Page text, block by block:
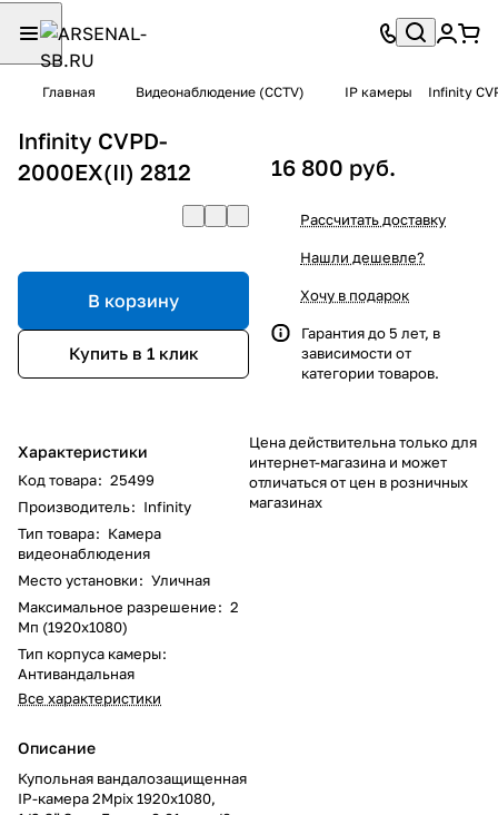
Главная Видеонаблюдение (CCTV) IP камеры Infinity
Infinity CVPD-
2000EX(II) 2812
В корзину
Купить в 1 клик
Характеристики
Код товара: 25499
Производитель: Infinity
Тип товара: Камера
видеонаблюдения
Место установки: Уличная
Максимальное разрешение: 2
Мп (1920x1080)
Тип корпуса камеры:
Антивандальная
Все характеристики
Описание
Купольная вандалозащищенная
IP-камера 2Mpix 1920x1080,
16 800 руб.
Рассчитать доставку
Нашли дешевле?
Хочу в подарок
Гарантия до 5 лет, в
зависимости от
категории товаров.
Цена действительна только для
интернет-магазина и может
отличаться от цен в розничных
магазинах